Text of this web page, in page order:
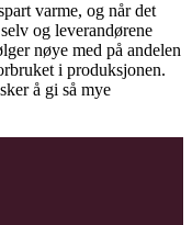
varme, og når det
og leverandørene
nøye med på andelen
i produksjonen.
å gi så mye